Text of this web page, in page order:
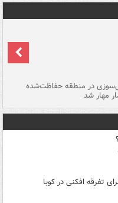
در منطقه حفاظت‌شده
مهار شد
تفرقه افکنی در کوبا